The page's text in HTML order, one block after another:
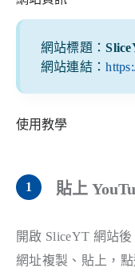
網站標題：
網站連結：
使用教學
貼上
開啟 SliceYT 網站
網址複製、貼上，點